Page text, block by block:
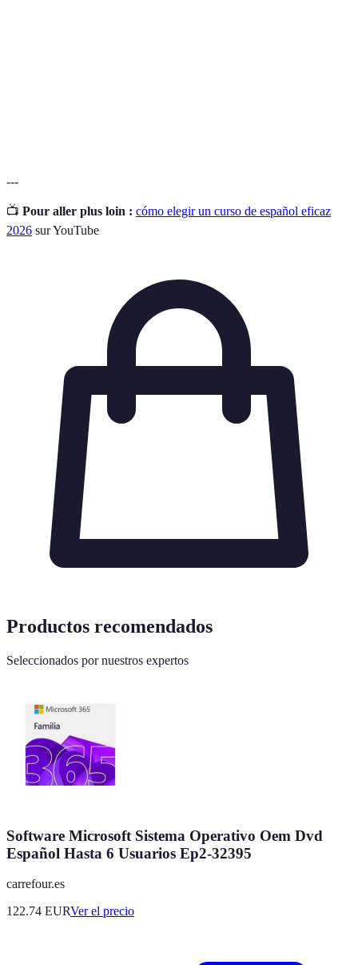
---
📺 Pour aller plus loin : cómo elegir un curso de español eficaz
2026 sur YouTube
Productos recomendados
Seleccionados por nuestros expertos
Software Microsoft Sistema Operativo Oem Dvd
Español Hasta 6 Usuarios Ep2-32395
carrefour.es
122.74 EURVer el precio